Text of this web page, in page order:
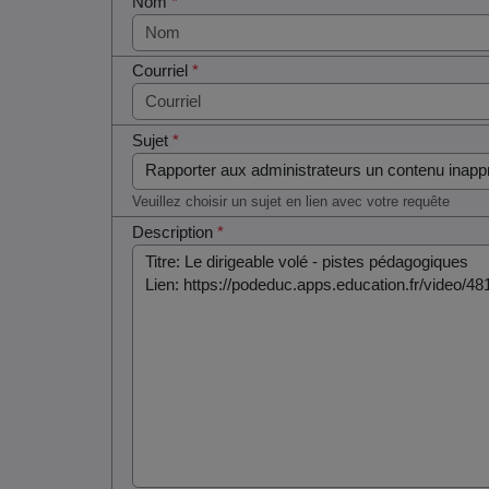
Courriel*
Sujet*
Veuillez choisir un sujet en lien avec votre requête
Description*